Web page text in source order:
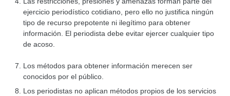
ejercicio periodístico cotidiano, pero ello no justifica ningún
tipo de recurso prepotente ni ilegítimo para obtener
información. El periodista debe evitar ejercer cualquier tipo
de acoso.
Los métodos para obtener información merecen ser
conocidos por el público.
Los periodistas no aplican métodos propios de los servicios